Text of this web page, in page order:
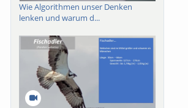
Wie Algorithmen unser Denken
lenken und warum d...